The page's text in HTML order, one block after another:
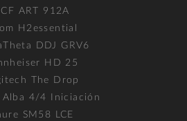
ART 912A
H2essential
DDJ GRV6
HD 25
The Drop
Alba 4/4 Iniciación
SM58 LCE